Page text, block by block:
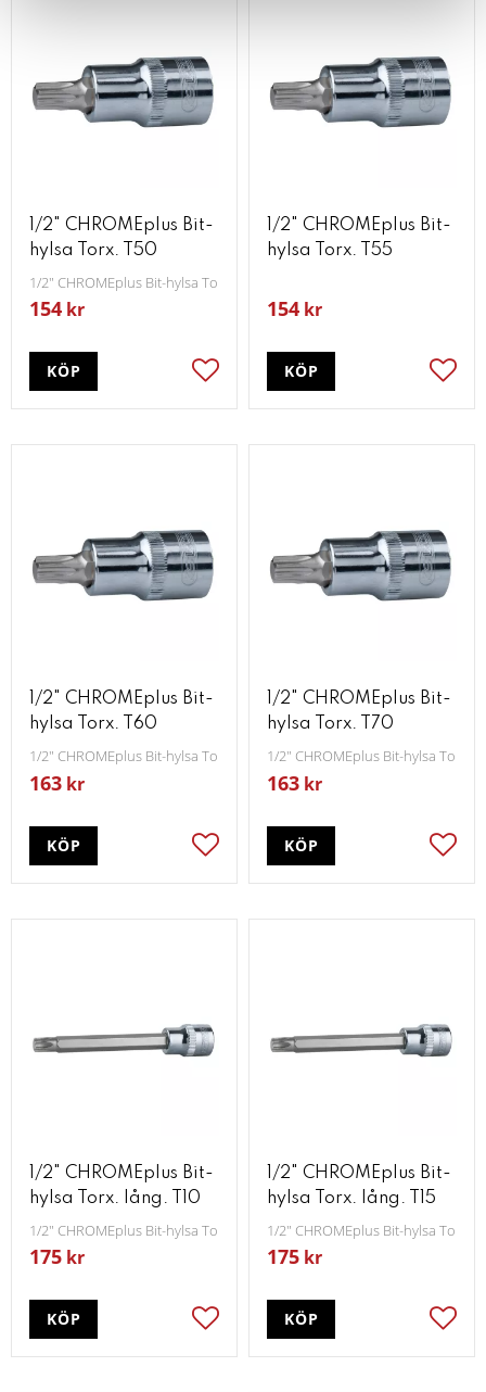
1/2" CHROMEplus Bit-
hylsa Torx. T50
1/2" CHROMEplus Bit-hylsa Torx T50
154 kr
Lägg till i favoriter
KÖP
1/2" CHROMEplus Bit-
hylsa Torx. T55
154 kr
KÖP
1/2" CHROMEplus Bit-
hylsa Torx. T60
1/2" CHROMEplus Bit-hylsa Torx T60
163 kr
Lägg till i favoriter
KÖP
1/2" CHROMEplus Bit-
hylsa Torx. T70
1/2" CHROMEplus Bit-hylsa Torx
163 kr
KÖP
1/2" CHROMEplus Bit-
hylsa Torx. lång. T10
1/2" CHROMEplus Bit-hylsa Torx lång T10
175 kr
Lägg till i favoriter
KÖP
1/2" CHROMEplus Bit-
hylsa Torx. lång. T15
1/2" CHROMEplus Bit-hylsa Torx
175 kr
KÖP